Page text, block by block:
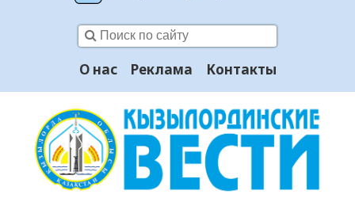
О нас Реклама Контакты